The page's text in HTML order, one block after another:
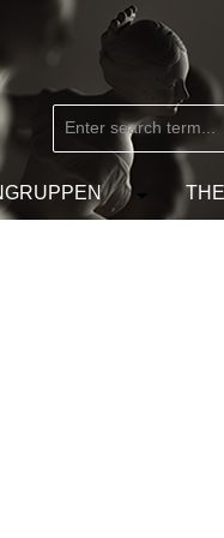
the category MARKEN
the dropdown menu from
Open or